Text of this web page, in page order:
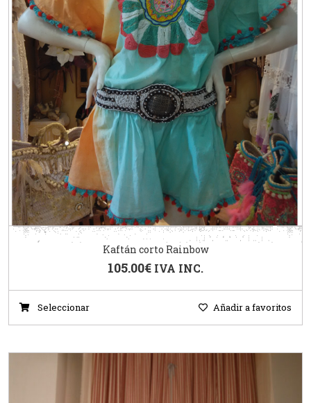
Kaftán corto Rainbow
105.00€ IVA INC.
Seleccionar Añadir a favoritos